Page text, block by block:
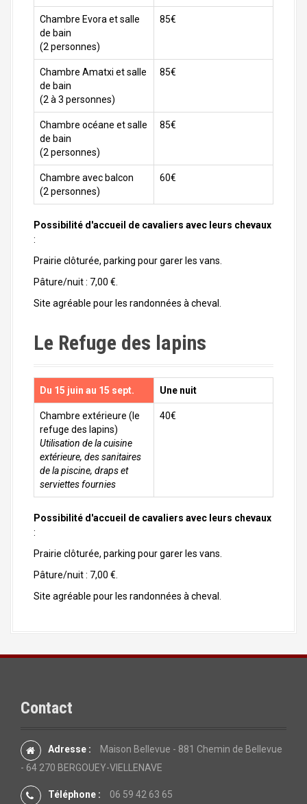
Chambre Evora et salle
de bain
(2 personnes)
85€
Chambre Amatxi et salle
de bain
(2 à 3 personnes)
85€
Chambre océane et salle
de bain
(2 personnes)
85€
Chambre avec balcon
(2 personnes)
60€
Possibilité d'accueil de cavaliers avec leurs chevaux
:
Prairie clôturée, parking pour garer les vans.
Pâture/nuit : 7,00 €.
Site agréable pour les randonnées à cheval.
Le Refuge des lapins
Du 15 juin au 15 sept. Une nuit
Chambre extérieure (le
refuge des lapins)
Utilisation de la cuisine
extérieure, des sanitaires
de la piscine, draps et
serviettes fournies
40€
Possibilité d'accueil de cavaliers avec leurs chevaux
:
Prairie clôturée, parking pour garer les vans.
Pâture/nuit : 7,00 €.
Site agréable pour les randonnées à cheval.
Contact
Adresse :
Maison Bellevue - 881 Chemin de Bellevue
- 64 270 BERGOUEY-VIELLENAVE
Téléphone : 06 59 42 63 65